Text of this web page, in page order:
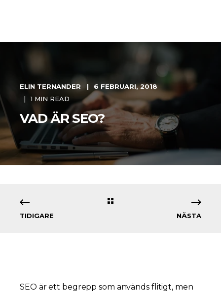
ELIN TERNANDER
6 FEBRUARI, 2018
1 MIN READ
VAD ÄR SEO?
TIDIGARE NÄSTA
SEO är ett begrepp som används flitigt, men